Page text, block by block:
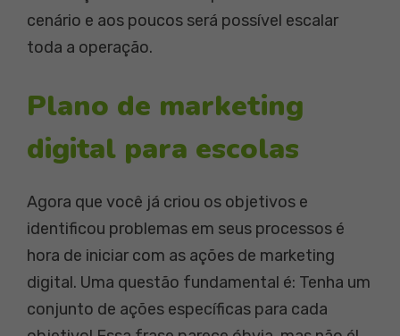
cenário e aos poucos será possível escalar
toda a operação.
Plano de marketing
digital para escolas
Agora que você já criou os objetivos e
identificou problemas em seus processos é
hora de iniciar com as ações de marketing
digital. Uma questão fundamental é: Tenha um
conjunto de ações específicas para cada